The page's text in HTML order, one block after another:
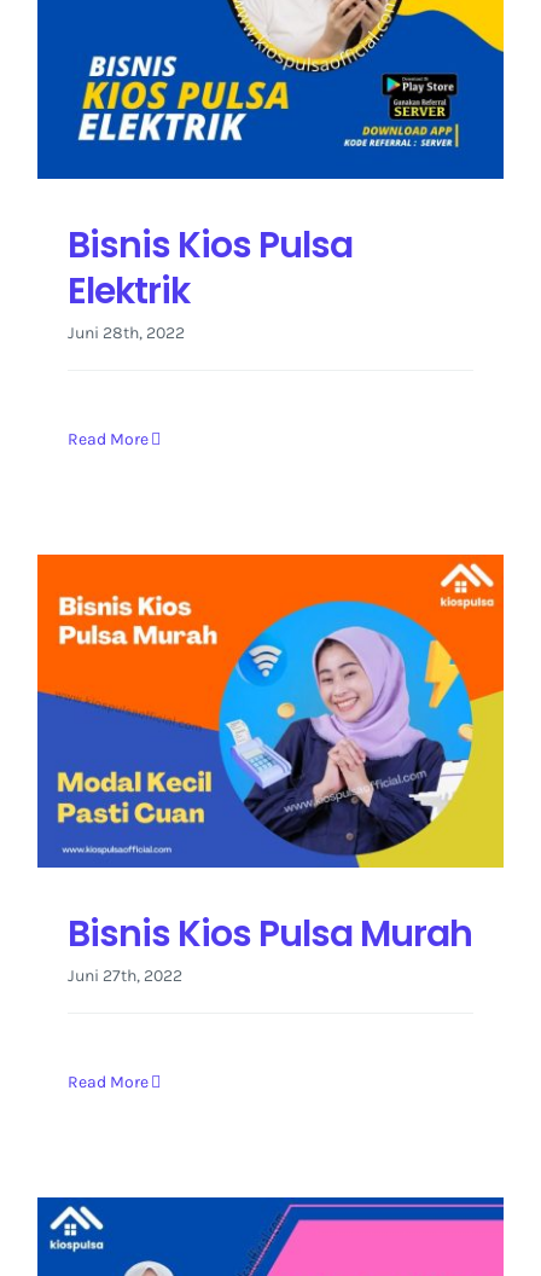
Bisnis Kios Pulsa
Elektrik
Juni 28th, 2022
Read More
Bisnis Kios Pulsa Murah
Juni 27th, 2022
Read More